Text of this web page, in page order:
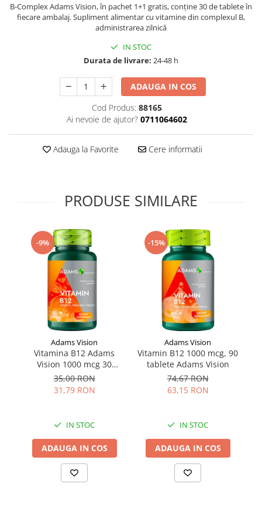
Supliment Vitamina D3
Tincturi si Gemoderivate
Tuse gat si respiratie
B-Complex Adams Vision, în pachet 1+1 gratis, conține 30 de tablete în
fiecare ambalaj. Supliment alimentar cu vitamine din complexul B,
administrarea zilnică
IN STOC
Durata de livrare: 24-48 h
ADAUGA IN COS
Cod Produs: 88165
Ai nevoie de ajutor? 0711064602
Adauga la Favorite Cere informatii
PRODUSE SIMILARE
-9%
Adams Vision
Vitamina B12 Adams
Vision 1000 mcg 30
tablete
35,00 RON
31,79 RON
IN STOC
ADAUGA IN COS
-15%
Adams Vision
Vitamin B12 1000 mcg, 90
tablete Adams Vision
74,67 RON
63,15 RON
IN STOC
ADAUGA IN COS